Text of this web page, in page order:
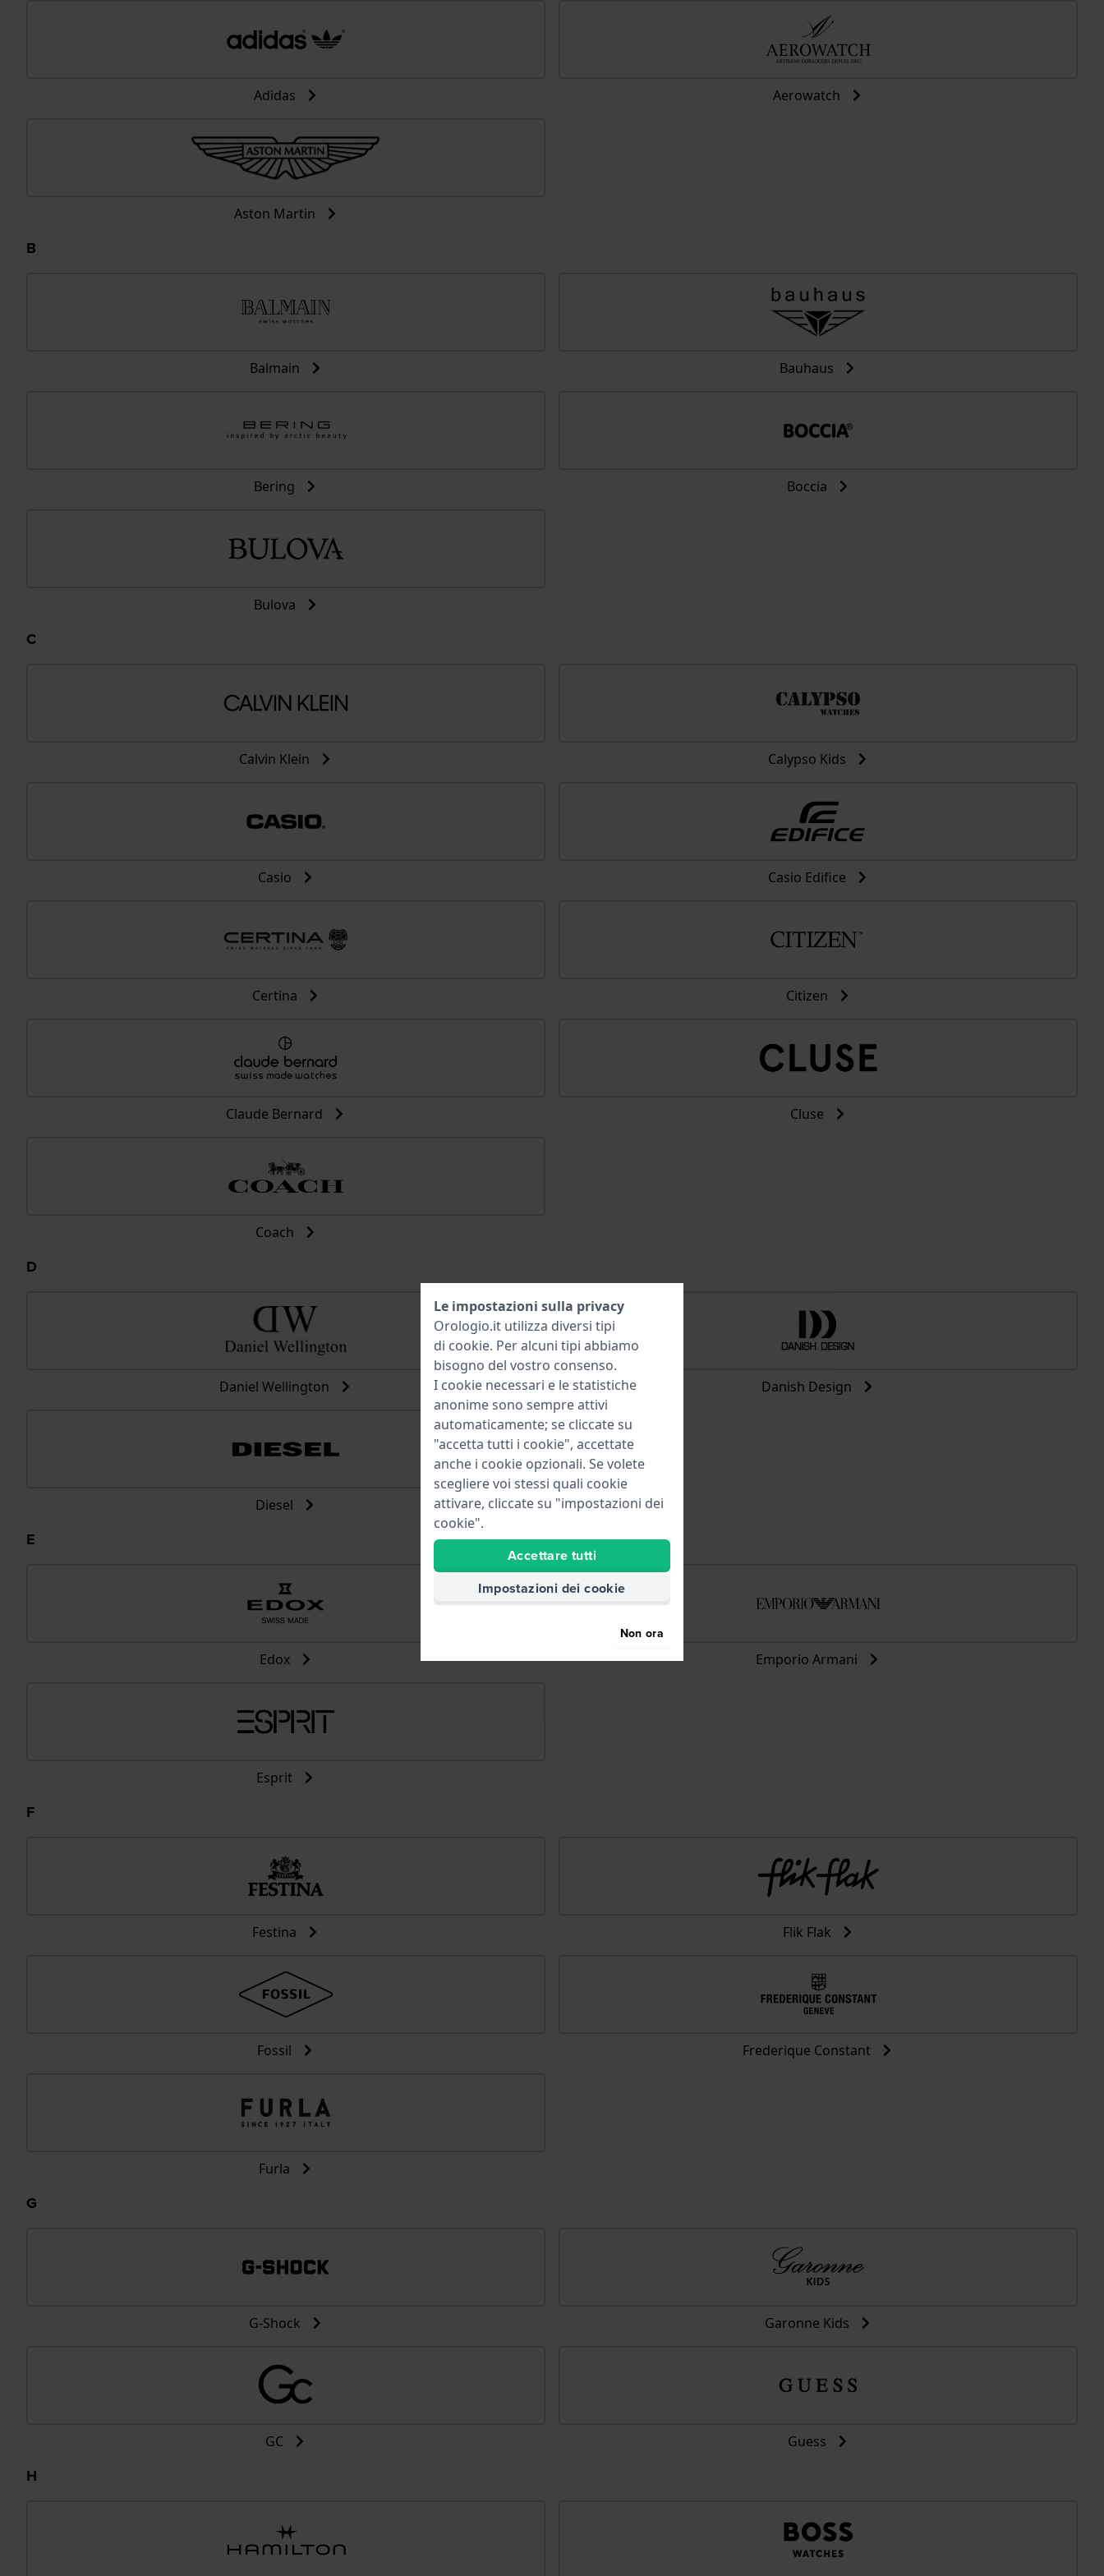
Adidas Aerowatch
Aston Martin
B
Balmain Bauhaus
Bering Boccia
Bulova
C
Calvin Klein Calypso Kids
Casio Casio Edifice
Certina Citizen
Claude Bernard Cluse
Coach
D
Daniel Wellington Danish Design
Diesel
E
Edox Emporio Armani
Esprit
F
Festina Flik Flak
Fossil Frederique Constant
Furla
G
G-Shock Garonne Kids
GC Guess
H
Le impostazioni sulla privacy
Orologio.it utilizza diversi tipi
di cookie. Per alcuni tipi abbiamo
bisogno del vostro consenso.
I cookie necessari e le statistiche
anonime sono sempre attivi
automaticamente; se cliccate su
"accetta tutti i cookie", accettate
anche i cookie opzionali. Se volete
scegliere voi stessi quali cookie
attivare, cliccate su "impostazioni dei
cookie".
Accettare tutti
Impostazioni dei cookie
Non ora